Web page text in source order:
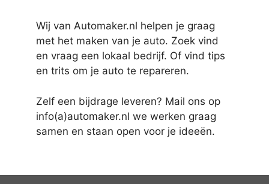
Wij van Automaker.nl helpen je graag
met het maken van je auto. Zoek vind
en vraag een lokaal bedrijf. Of vind tips
en trits om je auto te repareren.
Zelf een bijdrage leveren? Mail ons op
info(a)automaker.nl we werken graag
samen en staan open voor je ideeën.